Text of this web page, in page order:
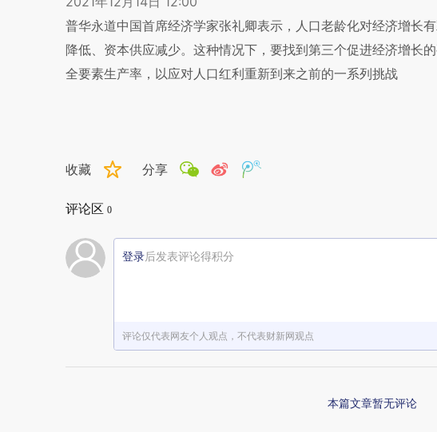
普华永道中国首席经济学家张礼卿表示，人口老龄化对经济增长
降低、资本供应减少。这种情况下，要找到第三个促进经济增长
全要素生产率，以应对人口红利重新到来之前的一系列挑战
收藏 分享
评论区 0
登录后发表评论得积分
评论仅代表网友个人观点，不代表财新网观点
本篇文章暂无评论